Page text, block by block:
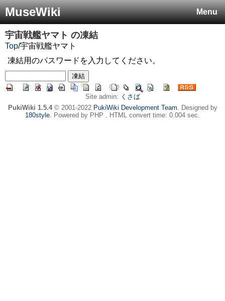
Menu
MuseWiki
宇宙戦艦ヤマト の凍結
Top/宇宙戦艦ヤマト
凍結用のパスワードを入力してください。
Site admin: くさば
PukiWiki 1.5.4© 2001-2022 PukiWiki Development Team. Designed by
180style. Powered by PHP . HTML convert time: 0.004 sec.